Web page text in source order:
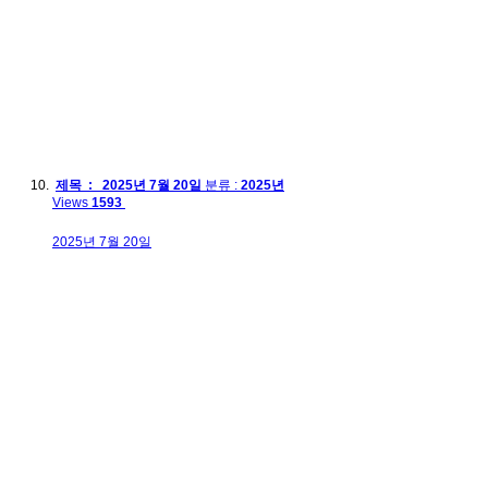
제목 : 2025년 7월 20일 분류 : 2025년
Views 1593
2025년 7월 20일